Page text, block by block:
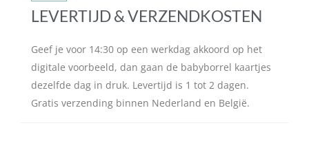
LEVERTIJD & VERZENDKOSTEN
Geef je voor 14:30 op een werkdag akkoord op het
digitale voorbeeld, dan gaan de babyborrel kaartjes
dezelfde dag in druk. Levertijd is 1 tot 2 dagen.
Gratis verzending binnen Nederland en België.